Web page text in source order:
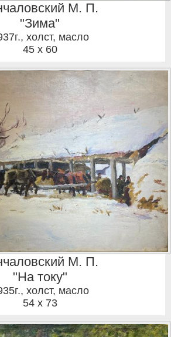
М. П.
"Зима"
, холст, масло
45 x 60
М. П.
"На току"
, холст, масло
54 x 73